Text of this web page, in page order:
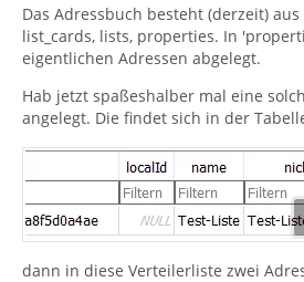
Das Adressbuch besteht (derzeit)
list_cards, lists, properties. In
eigentlichen Adressen abgelegt.
Hab jetzt spaßeshalber mal eine
angelegt. Die findet sich in der
dann in diese Verteilerliste zwei